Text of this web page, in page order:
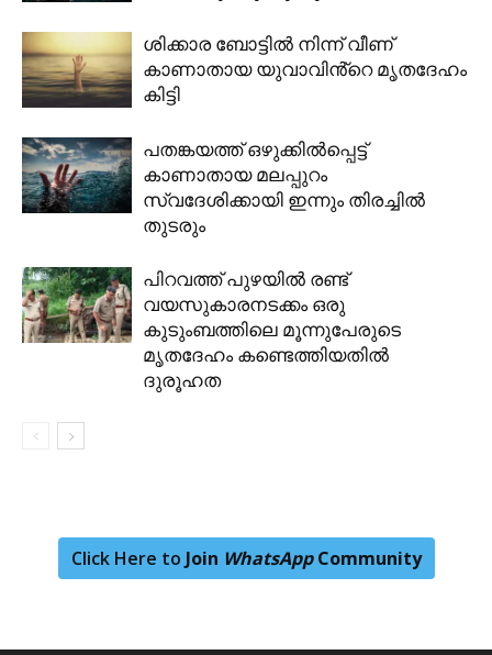
ശിക്കാര ബോട്ടിൽ നിന്ന് വീണ്
കാണാതായ യുവാവിൻ്റെ മൃതദേഹം
കിട്ടി
പതങ്കയത്ത് ഒഴുക്കിൽപ്പെട്ട്
കാണാതായ മലപ്പുറം
സ്വദേശിക്കായി ഇന്നും തിരച്ചിൽ
തുടരും
പിറവത്ത് പുഴയില്‍ രണ്ട്
വയസുകാരനടക്കം ഒരു
കുടുംബത്തിലെ മൂന്നുപേരുടെ
മൃതദേഹം കണ്ടെത്തിയതില്‍
ദുരൂഹത
Click Here to Join WhatsAppCommunity